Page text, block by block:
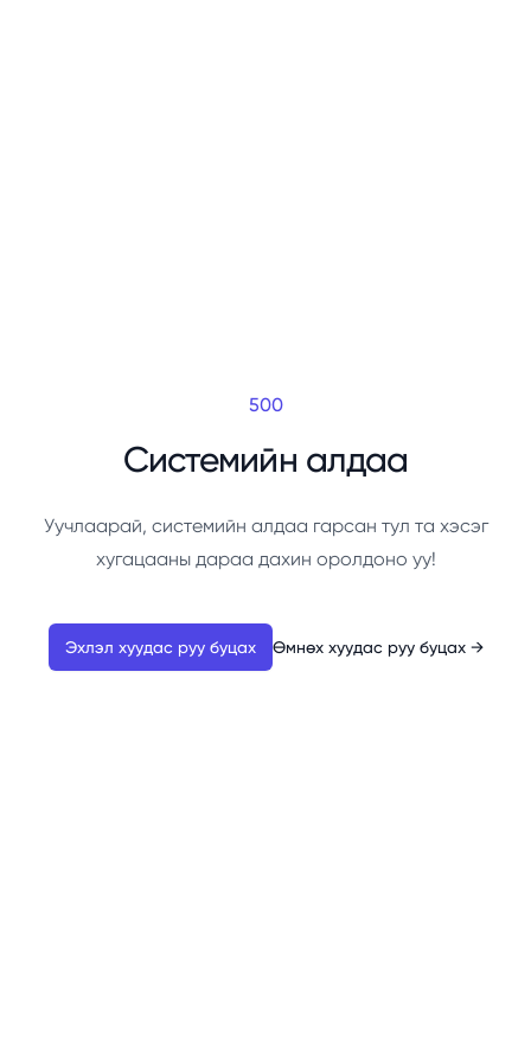
500
Системийн алдаа
Уучлаарай, системийн алдаа гарсан тул та хэсэг
хугацааны дараа дахин оролдоно уу!
Эхлэл хуудас руу буцах Өмнөх хуудас руу буцах →